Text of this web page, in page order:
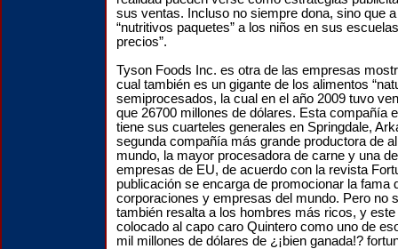
sus ventas. Incluso no siempre dona, sino que
“nutritivos paquetes” a los niños en sus
precios”.
Tyson Foods Inc. es otra de las empresas
cual también es un gigante de los alimentos
semiprocesados, la cual en el año 2009 tuvo
que 26700 millones de dólares. Esta compañía
tiene sus cuarteles generales en Springdale,
segunda compañía más grande productora de
mundo, la mayor procesadora de carne y una
empresas de EU, de acuerdo con la revista
publicación se encarga de promocionar la fama
corporaciones y empresas del mundo. Pero no
también resalta a los hombres más ricos, y
colocado al capo caro Quintero como uno de
mil millones de dólares de ¿¡bien ganada!?